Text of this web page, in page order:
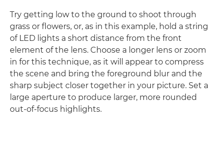
Try getting low to the ground to shoot through
grass or flowers, or, as in this example, hold a string
of LED lights a short distance from the front
element of the lens. Choose a longer lens or zoom
in for this technique, as it will appear to compress
the scene and bring the foreground blur and the
sharp subject closer together in your picture. Set a
large aperture to produce larger, more rounded
out-of-focus highlights.